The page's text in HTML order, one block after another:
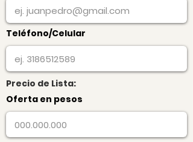
Teléfono/Celular
Precio de Lista:
Oferta en pesos